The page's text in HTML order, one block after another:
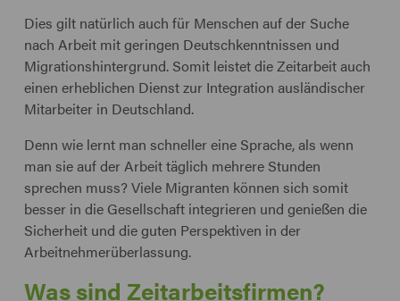
Dies gilt natürlich auch für Menschen auf der Suche
nach Arbeit mit geringen Deutschkenntnissen und
Migrationshintergrund. Somit leistet die Zeitarbeit auch
einen erheblichen Dienst zur Integration ausländischer
Mitarbeiter in Deutschland.
Denn wie lernt man schneller eine Sprache, als wenn
man sie auf der Arbeit täglich mehrere Stunden
sprechen muss? Viele Migranten können sich somit
besser in die Gesellschaft integrieren und genießen die
Sicherheit und die guten Perspektiven in der
Arbeitnehmerüberlassung.
Was sind Zeitarbeitsfirmen?